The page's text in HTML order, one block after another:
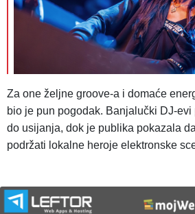
Za one željne groove-a i domaće
bio je pun pogodak. Banjalučki DJ-evi
do usijanja, dok je publika pokazala
podržati lokalne heroje elektronske